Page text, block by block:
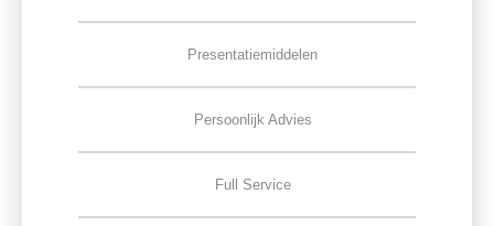
Presentatiemiddelen
Persoonlijk Advies
Full Service